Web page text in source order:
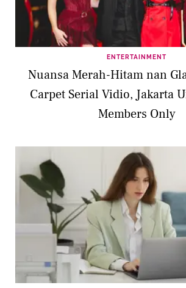
ENTERTAINMENT
Nuansa Merah-Hitam nan
Carpet Serial Vidio, Jakarta
Members Only